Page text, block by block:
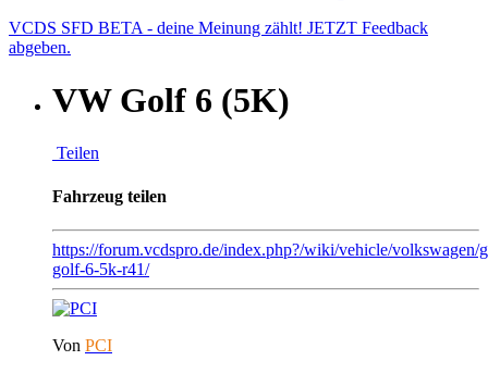
VCDS SFD BETA - deine Meinung zählt! JETZT Feedback
abgeben.
VW Golf 6 (5K)
Teilen
Fahrzeug teilen
https://forum.vcdspro.de/index.php?/wiki/vehicle/volkswagen/
golf-6-5k-r41/
Von PCI